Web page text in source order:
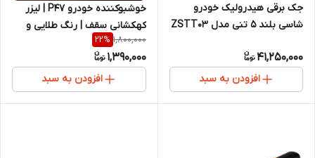
جک برقی هیدرولیک خودرو
شاسی بلند ۵ تنی مدل ZSTT03
41,250,000
افزودن به سبد
خوشبوکننده خودرو P47 | لیزر
کهکشانی سقف | رنگ طلایی و
سبز
1,800,000
22%
1,390,000
افزودن به سبد